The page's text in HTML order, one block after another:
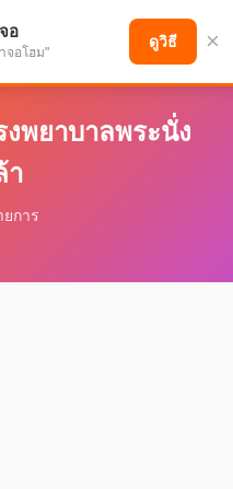
วหน้า
พยาบาลพระนั่ง
า
การ
อ
จอโฮม"
ดูวิธี ×